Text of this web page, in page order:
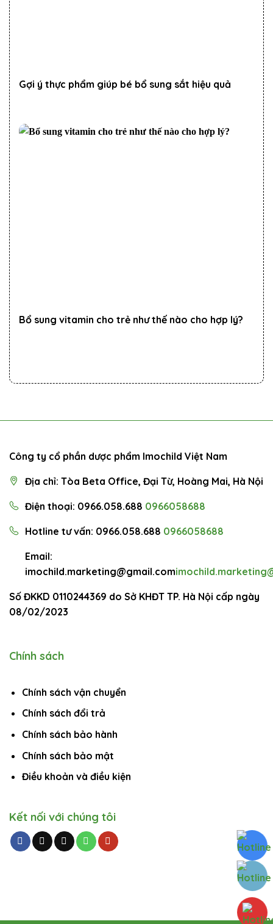
Gợi ý thực phẩm giúp bé bổ sung sắt hiệu quả
Bổ sung vitamin cho trẻ như thế nào cho hợp lý?
Công ty cổ phần dược phẩm Imochild Việt Nam
Địa chỉ: Tòa Beta Office, Đại Từ, Hoàng Mai, Hà Nội
Điện thoại: 0966.058.688 0966058688
Hotline tư vấn: 0966.058.688 0966058688
Email:
imochild.marketing@gmail.com
Số ĐKKD 0110244369 do Sở KHĐT TP. Hà Nội cấp ngày
08/02/2023
Chính sách
Chính sách vận chuyển
Chính sách đổi trả
Chính sách bảo hành
Chính sách bảo mật
Điều khoản và điều kiện
Kết nối với chúng tôi